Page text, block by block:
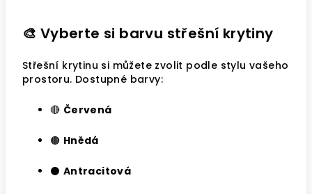
🎨 Vyberte si barvu střešní krytiny
Střešní krytinu si můžete zvolit podle stylu vašeho
prostoru. Dostupné barvy:
🔴 Červená
🟤 Hnědá
⚫ Antracitová